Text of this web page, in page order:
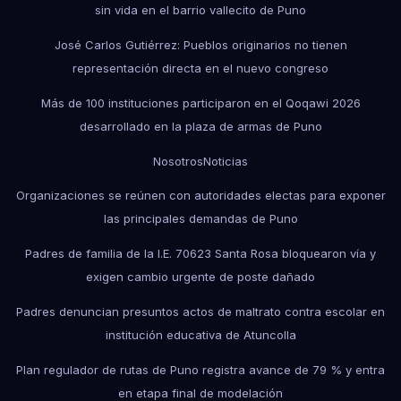
sin vida en el barrio vallecito de Puno
José Carlos Gutiérrez: Pueblos originarios no tienen
representación directa en el nuevo congreso
Más de 100 instituciones participaron en el Qoqawi 2026
desarrollado en la plaza de armas de Puno
NosotrosNoticias
Organizaciones se reúnen con autoridades electas para exponer
las principales demandas de Puno
Padres de familia de la I.E. 70623 Santa Rosa bloquearon vía y
exigen cambio urgente de poste dañado
Padres denuncian presuntos actos de maltrato contra escolar en
institución educativa de Atuncolla
Plan regulador de rutas de Puno registra avance de 79 % y entra
en etapa final de modelación